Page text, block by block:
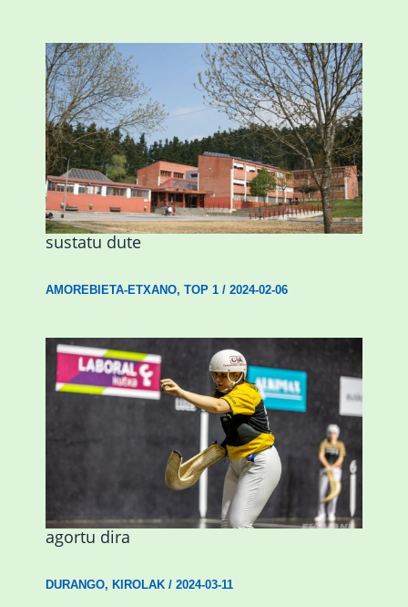
Amorebietak eta Eusko Jaurlaritzak
Urritxen institutu berri bat eraikitzea
sustatu dute
AMOREBIETA-ETXANO, TOP 1/ 2024-02-06
Astelehenean Durangon jokatuko den
emakumezkoen zesta finaleko sarrerak
agortu dira
DURANGO, KIROLAK/ 2024-03-11